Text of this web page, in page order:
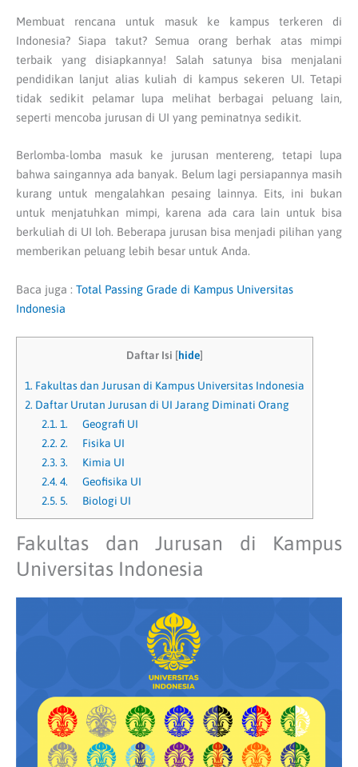
Membuat rencana untuk masuk ke kampus terkeren di
Indonesia? Siapa takut? Semua orang berhak atas mimpi
terbaik yang disiapkannya! Salah satunya bisa menjalani
pendidikan lanjut alias kuliah di kampus sekeren UI. Tetapi
tidak sedikit pelamar lupa melihat berbagai peluang lain,
seperti mencoba jurusan di UI yang peminatnya sedikit.
Berlomba-lomba masuk ke jurusan mentereng, tetapi lupa
bahwa saingannya ada banyak. Belum lagi persiapannya masih
kurang untuk mengalahkan pesaing lainnya. Eits, ini bukan
untuk menjatuhkan mimpi, karena ada cara lain untuk bisa
berkuliah di UI loh. Beberapa jurusan bisa menjadi pilihan yang
memberikan peluang lebih besar untuk Anda.
Baca juga : Total Passing Grade di Kampus Universitas
Indonesia
Daftar Isi [hide]
1. Fakultas dan Jurusan di Kampus Universitas Indonesia
2. Daftar Urutan Jurusan di UI Jarang Diminati Orang
2.1. 1. Geografi UI
2.2. 2. Fisika UI
2.3. 3. Kimia UI
2.4. 4. Geofisika UI
2.5. 5. Biologi UI
Fakultas dan Jurusan di Kampus
Universitas Indonesia